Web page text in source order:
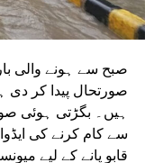
بوائز انٹر کالج
صبح سے ہونے والی
صورتحال پیدا کر دی
ہیں۔ بگڑتی ہوئی
سے کام کرنے کی
قابو پانے کے لیے